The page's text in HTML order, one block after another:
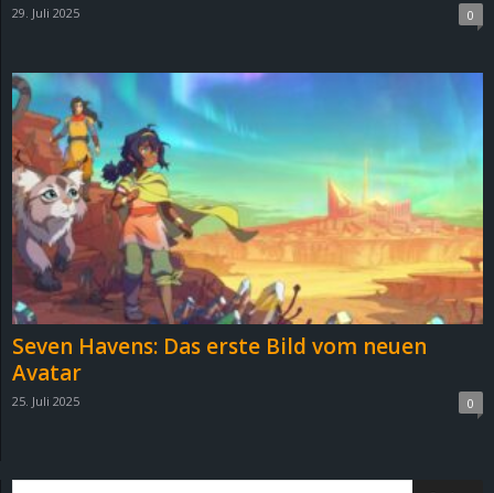
29. Juli 2025 0
Seven Havens: Das erste Bild vom neuen
Avatar
25. Juli 2025 0